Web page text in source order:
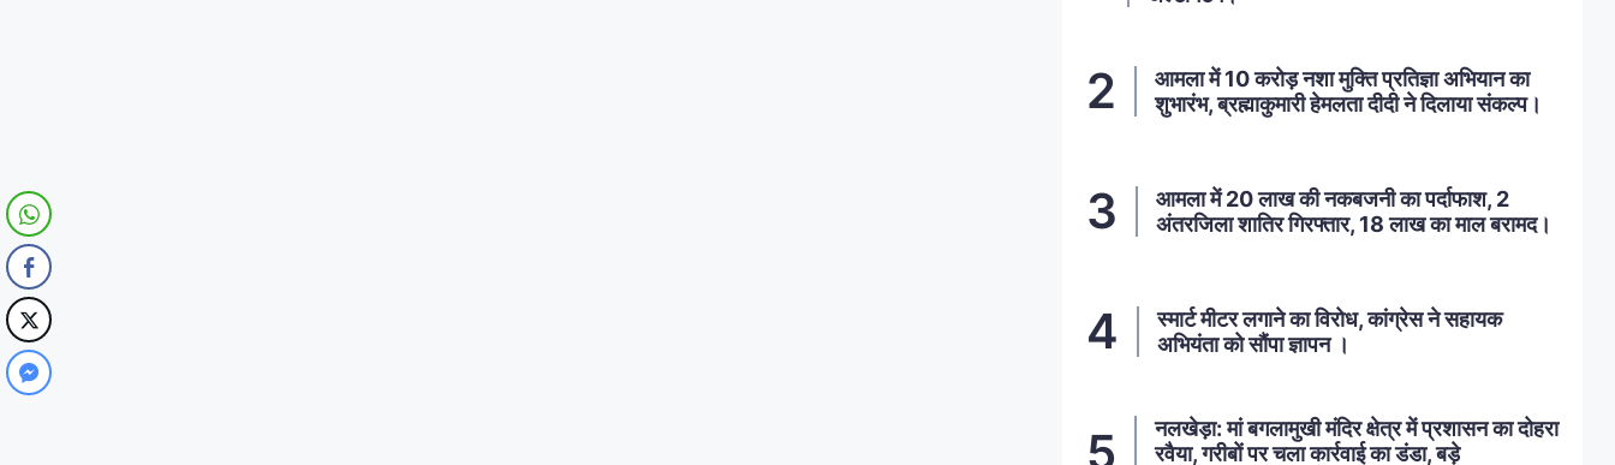
आमला में 10 करोड़ नशा मुक्ति प्रतिज्ञा अभियान का
शुभारंभ, ब्रह्माकुमारी हेमलता दीदी ने दिलाया संकल्प।
आमला में 20 लाख की नकबजनी का पर्दाफाश, 2
अंतरजिला शातिर गिरफ्तार, 18 लाख का माल बरामद।
स्मार्ट मीटर लगाने का विरोध, कांग्रेस ने सहायक
अभियंता को सौंपा ज्ञापन ।
नलखेड़ा: मां बगलामुखी मंदिर क्षेत्र में प्रशासन का दोहरा
रवैया, गरीबों पर चला कार्रवाई का डंडा, बड़े